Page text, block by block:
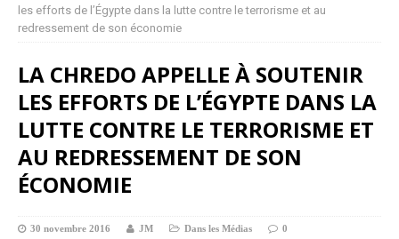
les efforts de l’Égypte dans la lutte contre le terrorisme et au
redressement de son économie
LA CHREDO APPELLE À SOUTENIR
LES EFFORTS DE L’ÉGYPTE DANS LA
LUTTE CONTRE LE TERRORISME ET
AU REDRESSEMENT DE SON
ÉCONOMIE
30 novembre 2016 JM Dans les Médias 0